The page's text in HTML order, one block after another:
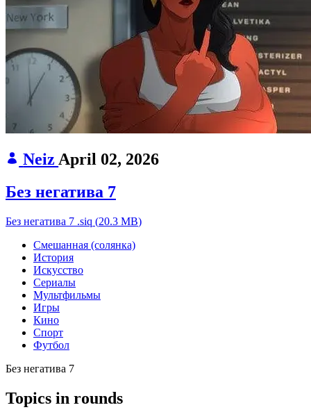
Neiz April 02, 2026
Без негатива 7
Без негатива 7 .siq (20.3 MB)
Смешанная (солянка)
История
Искусство
Сериалы
Мультфильмы
Игры
Кино
Спорт
Футбол
Без негатива 7
Topics in rounds